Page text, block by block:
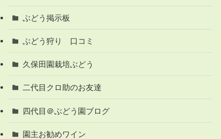
ぶどう掲示板
ぶどう狩り 口コミ
久保田園栽培ぶどう
二代目クロ助のお友達
四代目＠ぶどう園ブログ
園主お勧めワイン